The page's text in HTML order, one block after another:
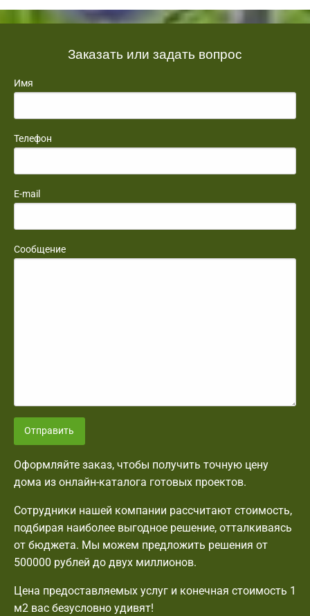
Заказать или задать вопрос
Имя
Телефон
E-mail
Сообщение
Отправить
Оформляйте заказ, чтобы получить точную цену
дома из онлайн-каталога готовых проектов.
Сотрудники нашей компании рассчитают стоимость,
подбирая наиболее выгодное решение, отталкиваясь
от бюджета. Мы можем предложить решения от
500000 рублей до двух миллионов.
Цена предоставляемых услуг и конечная стоимость 1
м2 вас безусловно удивят!